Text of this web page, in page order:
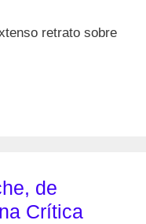
retrato sobre
de
Crítica